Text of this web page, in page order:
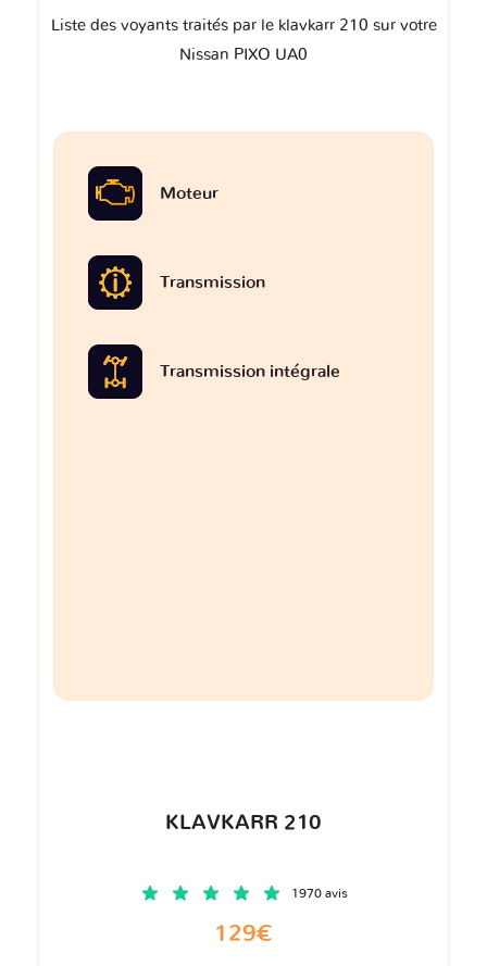
Liste des voyants traités par le klavkarr 210 sur votre
Nissan PIXO UA0
Moteur
Transmission
Transmission intégrale
KLAVKARR 210
1970 avis
129€